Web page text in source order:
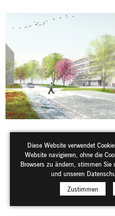
Diese Website verwendet
Website navigieren, ohne die
Browsers zu ändern, stimmen Sie
und unseren
Zustimmen